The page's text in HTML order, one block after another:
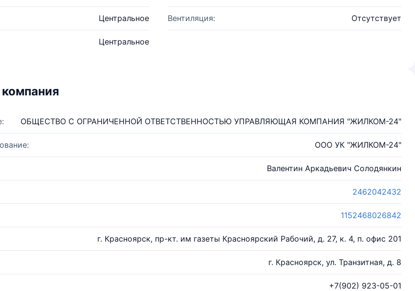
Центральное Вентиляция: Отсутствует
Центральное
ОБЩЕСТВО С ОГРАНИЧЕННОЙ ОТВЕТСТВЕННОСТЬЮ УПРАВЛЯЮЩАЯ КОМПАНИЯ "ЖИЛКОМ-24"
ООО УК "ЖИЛКОМ-24"
Валентин Аркадьевич Солодянкин
2462042432
1152468026842
г. Красноярск, пр-кт. им газеты Красноярский Рабочий, д. 27, к. 4, п. офис 201
г. Красноярск, ул. Транзитная, д. 8
+7(902) 923-05-01